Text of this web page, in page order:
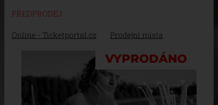
PŘEDPRODEJ
Online - Ticketportal.cz Prodejní místa
VYPRODÁNO